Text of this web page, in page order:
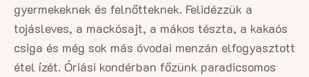
gyermekeknek és felnőtteknek. Felidézzük a
tojásleves, a mackósajt, a mákos tészta, a kakaós
csiga és még sok más óvodai menzán elfogyasztott
étel ízét. Óriási kondérban főzünk paradicsomos